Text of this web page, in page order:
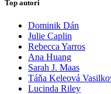
Top autori
Dominik Dán
Julie Caplin
Rebecca Yarros
Ana Huang
Sarah J. Maas
Táňa Keleová
Lucinda Riley